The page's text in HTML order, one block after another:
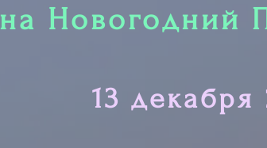
на Новогодний
13 декабря